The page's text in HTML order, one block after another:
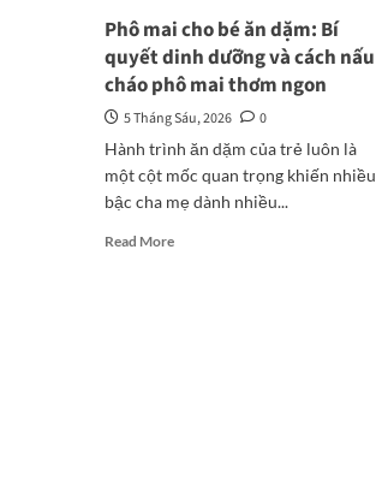
Phô mai cho bé ăn dặm: Bí
quyết dinh dưỡng và cách nấu
cháo phô mai thơm ngon
5 Tháng Sáu, 2026
0
Hành trình ăn dặm của trẻ luôn là
một cột mốc quan trọng khiến nhiều
bậc cha mẹ dành nhiều...
Read MoreRead